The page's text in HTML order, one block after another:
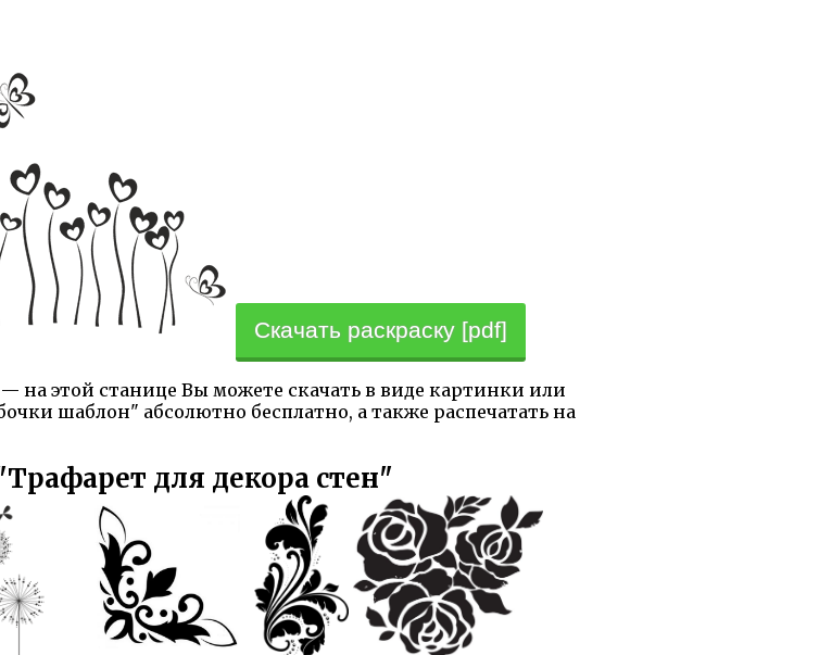
Скачать раскраску [pdf]
— на этой станице Вы можете скачать в виде картинки или
шаблон" абсолютно бесплатно, а также распечатать на
для декора стен"